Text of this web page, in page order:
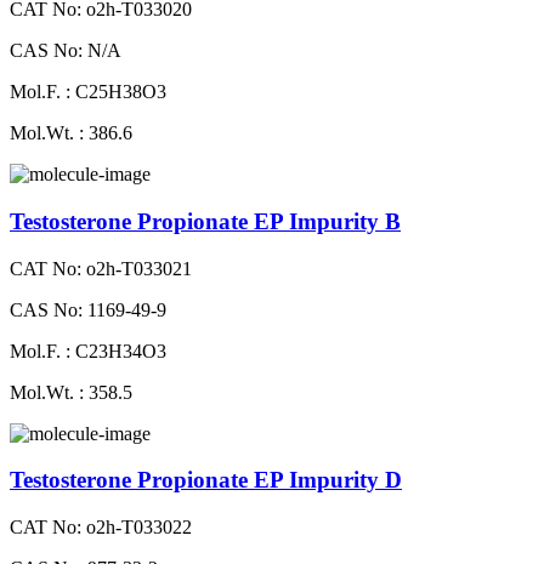
CAT No: o2h-T033020
CAS No: N/A
Mol.F. : C25H38O3
Mol.Wt. : 386.6
Testosterone Propionate EP Impurity B
CAT No: o2h-T033021
CAS No: 1169-49-9
Mol.F. : C23H34O3
Mol.Wt. : 358.5
Testosterone Propionate EP Impurity D
CAT No: o2h-T033022